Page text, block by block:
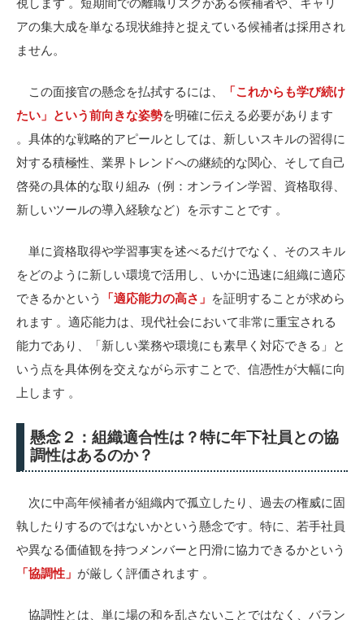
視します 。短期間での離職リスクがある候補者や、キャリ
アの集大成を単なる現状維持と捉えている候補者は採用され
ません。
この面接官の懸念を払拭するには、
「これからも学び続け
たい」という前向きな姿勢を明確に伝える必要があります
。具体的な戦略的アピールとしては、新しいスキルの習得に
対する積極性、業界トレンドへの継続的な関心、そして自己
啓発の具体的な取り組み（例：オンライン学習、資格取得、
新しいツールの導入経験など）を示すことです 。
単に資格取得や学習事実を述べるだけでなく、そのスキル
をどのように新しい環境で活用し、いかに迅速に組織に適応
できるかという
「適応能力の高さ」
を証明することが求めら
れます 。適応能力は、現代社会において非常に重宝される
能力であり、「新しい業務や環境にも素早く対応できる」と
いう点を具体例を交えながら示すことで、信憑性が大幅に向
上します 。
懸念２：組織適合性は？特に年下社員との協
調性はあるのか？
次に中高年候補者が組織内で孤立したり、過去の権威に固
執したりするのではないかという懸念です。特に、若手社員
や異なる価値観を持つメンバーと円滑に協力できるかという
「協調性」 が厳しく評価されます 。
協調性とは、単に場の和を乱さないことではなく、バラン